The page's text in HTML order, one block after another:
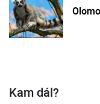
Kam dál?